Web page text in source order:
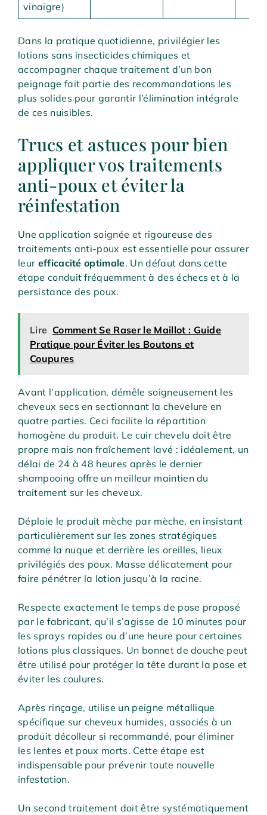
vinaigre)
Dans la pratique quotidienne, privilégier les
lotions sans insecticides chimiques et
accompagner chaque traitement d’un bon
peignage fait partie des recommandations les
plus solides pour garantir l’élimination intégrale
de ces nuisibles.
Trucs et astuces pour bien
appliquer vos traitements
anti-poux et éviter la
réinfestation
Une application soignée et rigoureuse des
traitements anti-poux est essentielle pour assurer
leur efficacité optimale. Un défaut dans cette
étape conduit fréquemment à des échecs et à la
persistance des poux.
Lire Comment Se Raser le Maillot : Guide
Pratique pour Éviter les Boutons et
Coupures
Avant l’application, démêle soigneusement les
cheveux secs en sectionnant la chevelure en
quatre parties. Ceci facilite la répartition
homogène du produit. Le cuir chevelu doit être
propre mais non fraîchement lavé : idéalement, un
délai de 24 à 48 heures après le dernier
shampooing offre un meilleur maintien du
traitement sur les cheveux.
Déploie le produit mèche par mèche, en insistant
particulièrement sur les zones stratégiques
comme la nuque et derrière les oreilles, lieux
privilégiés des poux. Masse délicatement pour
faire pénétrer la lotion jusqu’à la racine.
Respecte exactement le temps de pose proposé
par le fabricant, qu’il s’agisse de 10 minutes pour
les sprays rapides ou d’une heure pour certaines
lotions plus classiques. Un bonnet de douche peut
être utilisé pour protéger la tête durant la pose et
éviter les coulures.
Après rinçage, utilise un peigne métallique
spécifique sur cheveux humides, associés à un
produit décolleur si recommandé, pour éliminer
les lentes et poux morts. Cette étape est
indispensable pour prévenir toute nouvelle
infestation.
Un second traitement doit être systématiquement